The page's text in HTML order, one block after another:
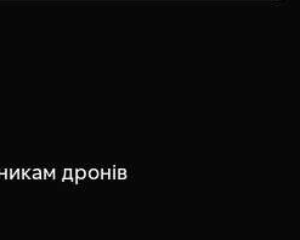
дронів